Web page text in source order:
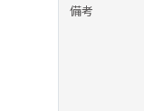
備考